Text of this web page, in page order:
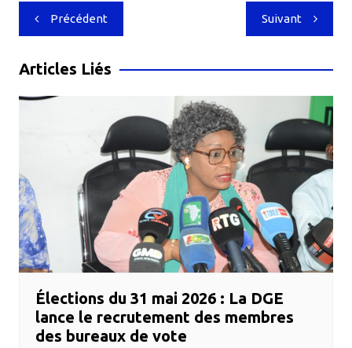
Navigation
de
l’article
Précédent Suivant
Articles Liés
Élections du 31 mai 2026 : La DGE
lance le recrutement des membres
des bureaux de vote